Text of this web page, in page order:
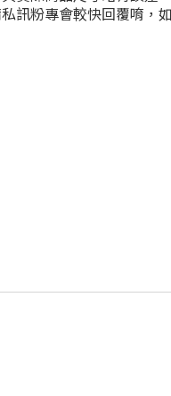
私訊粉專會較快回覆唷，